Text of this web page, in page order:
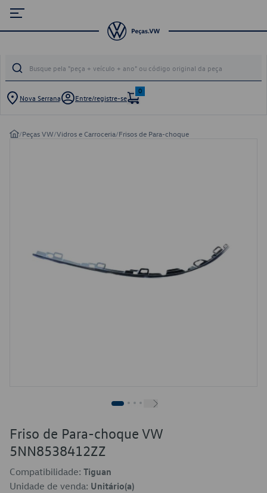
Nova Serrana Entre/registre-se
0
/Peças VW/Vidros e Carroceria/Frisos de Para-choque
Friso de Para-choque VW
5NN8538412ZZ
Compatibilidade: Tiguan
Unidade de venda: Unitário(a)